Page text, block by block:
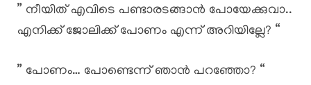
” നീയിത് എവിടെ പണ്ടാരടങ്ങാൻ പോയേക്കുവാ..
എനിക്ക് ജോലിക്ക് പോണം എന്ന് അറിയില്ലേ? “
” പോണം… പോണ്ടെന്ന് ഞാൻ പറഞ്ഞോ? “